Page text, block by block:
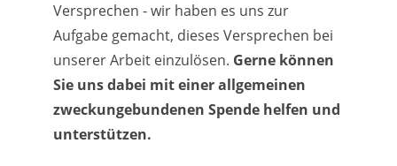
Versprechen - wir haben es uns zur
Aufgabe gemacht, dieses Versprechen bei
unserer Arbeit einzulösen. Gerne können
Sie uns dabei mit einer allgemeinen
zweckungebundenen Spende helfen und
unterstützen.